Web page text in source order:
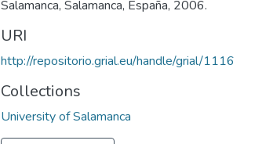
Salamanca, Salamanca, España, 2006.
URI
http://repositorio.grial.eu/handle/grial/1116
Collections
University of Salamanca